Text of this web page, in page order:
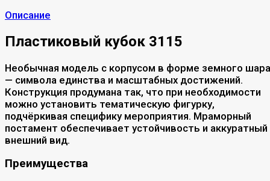
Описание
Пластиковый кубок 3115
Необычная модель с корпусом в форме земного шара
— символа единства и масштабных достижений.
Конструкция продумана так, что при необходимости
можно установить тематическую фигурку,
подчёркивая специфику мероприятия. Мраморный
постамент обеспечивает устойчивость и аккуратный
внешний вид.
Преимущества